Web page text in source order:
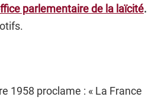
parlementaire de la laïcité.
1958 proclame : « La France